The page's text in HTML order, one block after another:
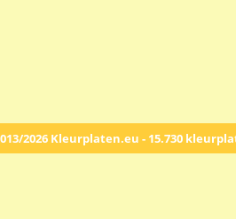
2026 Kleurplaten.eu - 15.730